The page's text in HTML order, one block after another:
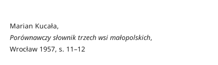
Marian Kucała,
Porównawczy słownik trzech wsi małopolskich,
Wrocław 1957, s. 11–12